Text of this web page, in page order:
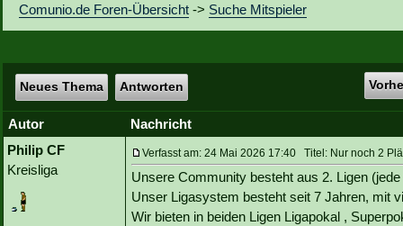
Vereinsfragen
Comunio.de Foren-Übersicht -> Suche Mitspieler
Neues Thema Antworten
Autor
Nachricht
Philip CF
Kreisliga
Verfasst am: 24 Mai 2026 17:40 Titel: Nur noch 2
Unsere Community besteht aus 2. Ligen
Unser Ligasystem besteht seit 7 Jahren, mit
Wir bieten in beiden Ligen Ligapokal ,